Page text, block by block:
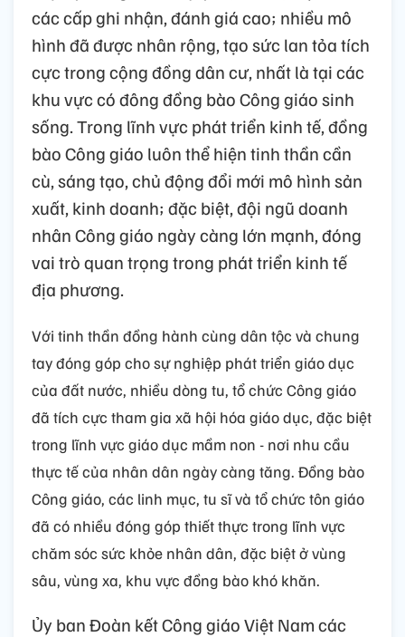
các cấp ghi nhận, đánh giá cao; nhiều mô
hình đã được nhân rộng, tạo sức lan tỏa tích
cực trong cộng đồng dân cư, nhất là tại các
khu vực có đông đồng bào Công giáo sinh
sống. Trong lĩnh vực phát triển kinh tế, đồng
bào Công giáo luôn thể hiện tinh thần cần
cù, sáng tạo, chủ động đổi mới mô hình sản
xuất, kinh doanh; đặc biệt, đội ngũ doanh
nhân Công giáo ngày càng lớn mạnh, đóng
vai trò quan trọng trong phát triển kinh tế
địa phương.
Với tinh thần đồng hành cùng dân tộc và chung
tay đóng góp cho sự nghiệp phát triển giáo dục
của đất nước, nhiều dòng tu, tổ chức Công giáo
đã tích cực tham gia xã hội hóa giáo dục, đặc biệt
trong lĩnh vực giáo dục mầm non - nơi nhu cầu
thực tế của nhân dân ngày càng tăng. Đồng bào
Công giáo, các linh mục, tu sĩ và tổ chức tôn giáo
đã có nhiều đóng góp thiết thực trong lĩnh vực
chăm sóc sức khỏe nhân dân, đặc biệt ở vùng
sâu, vùng xa, khu vực đồng bào khó khăn.
Ủy ban Đoàn kết Công giáo Việt Nam các